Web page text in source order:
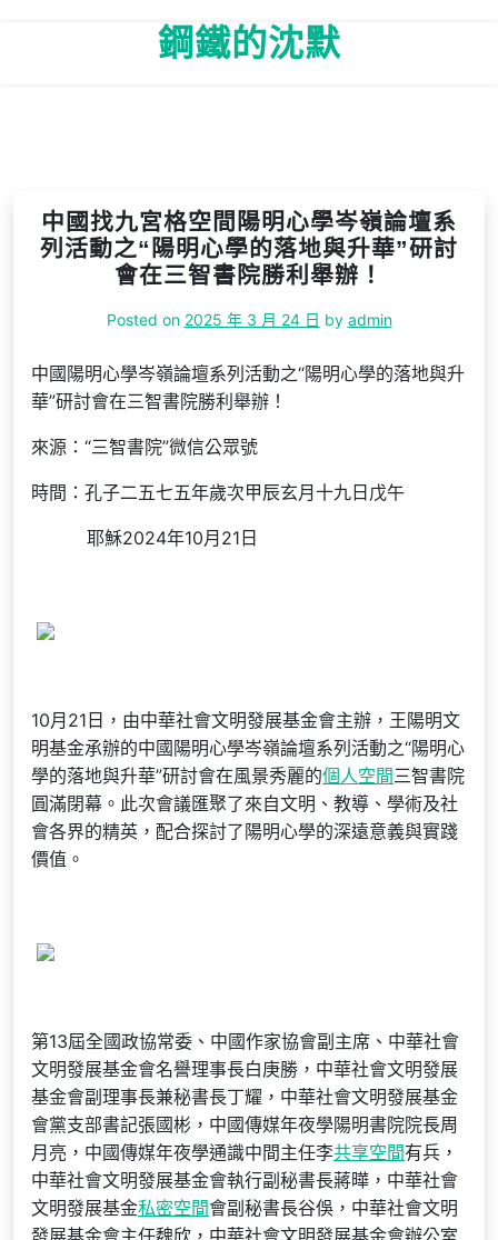
鋼鐵的沈默
中國找九宮格空間陽明心學岑嶺論壇系
列活動之“陽明心學的落地與升華”研討
會在三智書院勝利舉辦！
Posted on 2025 年 3 月 24 日 by admin
中國陽明心學岑嶺論壇系列活動之“陽明心學的落地與升
華”研討會在三智書院勝利舉辦！
來源：“三智書院”微信公眾號
時間：孔子二五七五年歲次甲辰玄月十九日戊午
耶穌2024年10月21日
10月21日，由中華社會文明發展基金會主辦，王陽明文
明基金承辦的中國陽明心學岑嶺論壇系列活動之“陽明心
學的落地與升華”研討會在風景秀麗的個人空間三智書院
圓滿閉幕。此次會議匯聚了來自文明、教導、學術及社
會各界的精英，配合探討了陽明心學的深遠意義與實踐
價值。
第13屆全國政協常委、中國作家協會副主席、中華社會
文明發展基金會名譽理事長白庚勝，中華社會文明發展
基金會副理事長兼秘書長丁耀，中華社會文明發展基金
會黨支部書記張國彬，中國傳媒年夜學陽明書院院長周
月亮，中國傳媒年夜學通識中間主任李共享空間有兵，
中華社會文明發展基金會執行副秘書長蔣曄，中華社會
文明發展基金私密空間會副秘書長谷俁，中華社會文明
發展基金會主任魏欣，中華社會文明發展基金會辦公室